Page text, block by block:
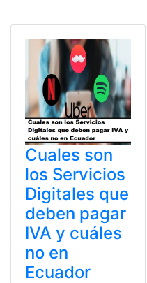
Cuales son
los Servicios
Digitales que
deben pagar
IVA y cuáles
no en
Ecuador